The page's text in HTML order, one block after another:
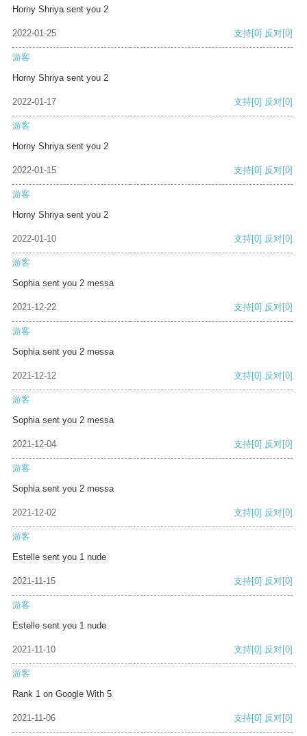
Horny Shriya sent you 2
2022-01-25 支持[0] 反对[0]
游客
Horny Shriya sent you 2
2022-01-17 支持[0] 反对[0]
游客
Horny Shriya sent you 2
2022-01-15 支持[0] 反对[0]
游客
Horny Shriya sent you 2
2022-01-10 支持[0] 反对[0]
游客
Sophia sent you 2 messa
2021-12-22 支持[0] 反对[0]
游客
Sophia sent you 2 messa
2021-12-12 支持[0] 反对[0]
游客
Sophia sent you 2 messa
2021-12-04 支持[0] 反对[0]
游客
Sophia sent you 2 messa
2021-12-02 支持[0] 反对[0]
游客
Estelle sent you 1 nude
2021-11-15 支持[0] 反对[0]
游客
Estelle sent you 1 nude
2021-11-10 支持[0] 反对[0]
游客
Rank 1 on Google With 5
2021-11-06 支持[0] 反对[0]